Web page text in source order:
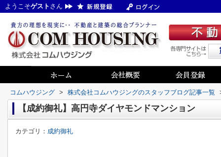
ようこそゲスト さん
コムハウジング > 株式会社コムハウジングのスタッフブログ記事一覧
【成約御礼】高円寺ダイヤモンドマンション
カテゴリ： 成約御礼